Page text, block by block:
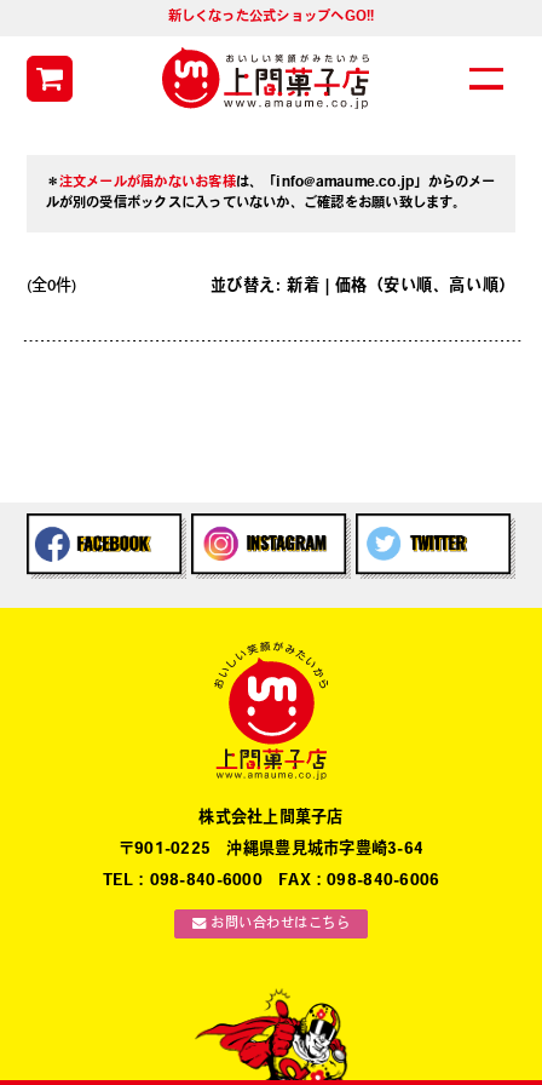
新しくなった公式ショップへGO!!
＊注文メールが届かないお客様は、「info@amaume.co.jp」からのメー
ルが別の受信ボックスに入っていないか、ご確認をお願い致します。
(全0件) 並び替え: 新着 | 価格（安い順 、 高い順）
株式会社上間菓子店
〒901-0225 沖縄県豊見城市字豊崎3-64
TEL：098-840-6000 FAX：098-840-6006
お問い合わせはこちら